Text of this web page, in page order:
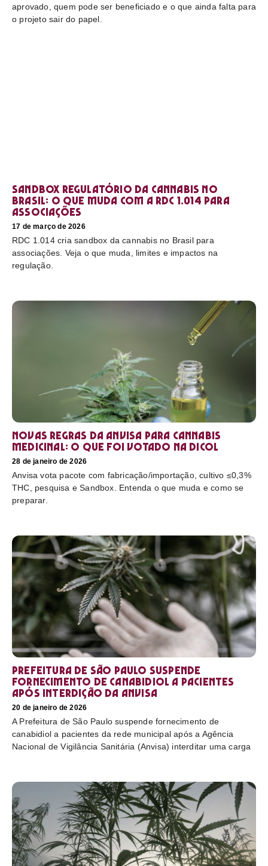
aprovado, quem pode ser beneficiado e o que ainda falta para
o projeto sair do papel.
Sandbox regulatório da cannabis no
Brasil: o que muda com a RDC 1.014 para
associações
17 de março de 2026
RDC 1.014 cria sandbox da cannabis no Brasil para
associações. Veja o que muda, limites e impactos na
regulação.
Novas regras da Anvisa para cannabis
medicinal: o que foi votado na Dicol
28 de janeiro de 2026
Anvisa vota pacote com fabricação/importação, cultivo ≤0,3%
THC, pesquisa e Sandbox. Entenda o que muda e como se
preparar.
Prefeitura de São Paulo suspende
fornecimento de canabidiol a pacientes
após interdição da Anvisa
20 de janeiro de 2026
A Prefeitura de São Paulo suspende fornecimento de
canabidiol a pacientes da rede municipal após a Agência
Nacional de Vigilância Sanitária (Anvisa) interditar uma carga